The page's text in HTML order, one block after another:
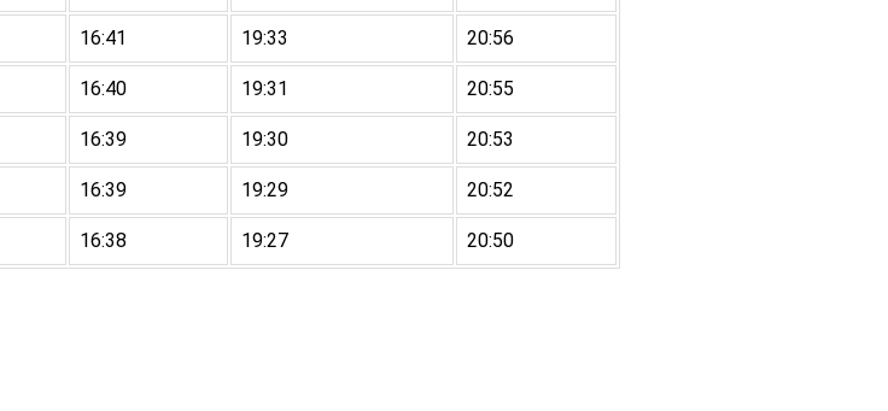
16:41 19:33 20:56
16:40 19:31 20:55
16:39 19:30 20:53
16:39 19:29 20:52
16:38 19:27 20:50